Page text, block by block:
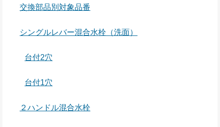
交換部品別対象品番
シングルレバー混合水栓（洗面）
台付2穴
台付1穴
２ハンドル混合水栓